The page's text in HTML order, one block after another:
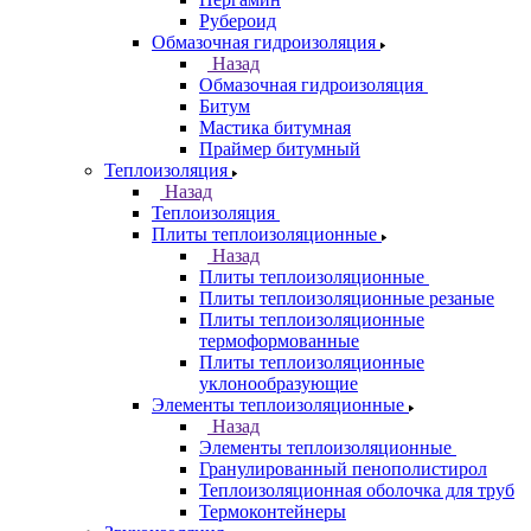
Рубероид
Обмазочная гидроизоляция
Назад
Обмазочная гидроизоляция
Битум
Мастика битумная
Праймер битумный
Теплоизоляция
Назад
Теплоизоляция
Плиты теплоизоляционные
Назад
Плиты теплоизоляционные
Плиты теплоизоляционные резаные
Плиты теплоизоляционные
термоформованные
Плиты теплоизоляционные
уклонообразующие
Элементы теплоизоляционные
Назад
Элементы теплоизоляционные
Гранулированный пенополистирол
Теплоизоляционная оболочка для труб
Термоконтейнеры